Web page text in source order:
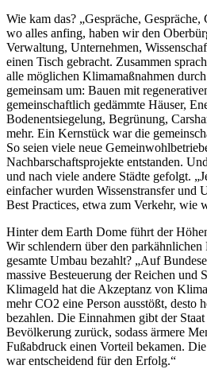
Wie kam das? „Gespräche,
wo alles anfing, haben wir den
Verwaltung, Unternehmen,
einen Tisch gebracht. Zusammen
alle möglichen Klimamaßnahmen
gemeinsam um: Bauen mit
gemeinschaftlich gedämmte Häuser,
Bodenentsiegelung, Begrünung,
mehr. Ein Kernstück war die
So seien viele neue
Nachbarschaftsprojekte entstanden.
und nach viele andere Städte gefolgt.
einfacher wurden Wissenstransfer und
Best Practices, etwa zum Verkehr, wie
Hinter dem Earth Dome führt der
Wir schlendern über den
gesamte Umbau bezahlt? „Auf
massive Besteuerung der Reichen und
Klimageld hat die Akzeptanz von
mehr CO2 eine Person ausstößt, desto
bezahlen. Die Einnahmen gibt der
Bevölkerung zurück, sodass ärmere
Fußabdruck einen Vorteil bekamen.
war entscheidend für den Erfolg.“